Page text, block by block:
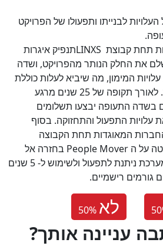
העלויות לבנייתו ותפעולו של הפרויקט
תחת קבוצת LINXSתנפיק איגרות
את החלק הנותר מהפרויקט, ושדה
המימון, מה שיביא לעלות כוללת
של כל 4.9 מיליארד דולר. לאורך תקופה של 25 שנים מרגע
בשדה התעופה יבצעו תשלומים
עלויות התפעול והתחזוקה. בסוף
זו, בשנת 2048, החברות המאוגדות תחת הקבוצה
על ה People Mover בחזרה אל
במצב בו המערכת ניתנת לתפעול ולשימוש ל- 5 שנים
גורמים רישמיים.
50% לא 50
עניינה אותך